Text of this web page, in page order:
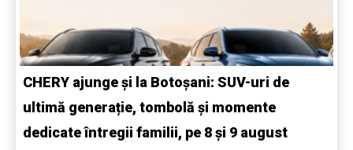
CHERY ajunge și la Botoșani: SUV-uri de
ultimă generație, tombolă și momente
dedicate întregii familii, pe 8 și 9 august